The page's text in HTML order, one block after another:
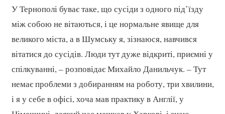
У Тернополі буває таке, що сусіди з одного під’їзду
між собою не вітаються, і це нормальне явище для
великого міста, а в Шумську я, зізнаюся, навчився
вітатися до сусідів. Люди тут дуже відкриті, приємні у
спілкуванні, – розповідає Михайло Данильчук. – Тут
немає проблеми з добиранням на роботу, три хвилини,
і я у себе в офісі, хоча мав практику в Англії, у